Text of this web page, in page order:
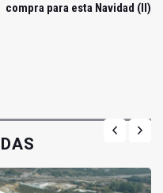
compra para esta Navidad (II)